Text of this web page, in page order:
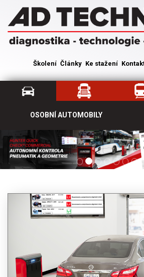
Školení Články Ke stažení
OSOBNÍ AUTOMOBILY